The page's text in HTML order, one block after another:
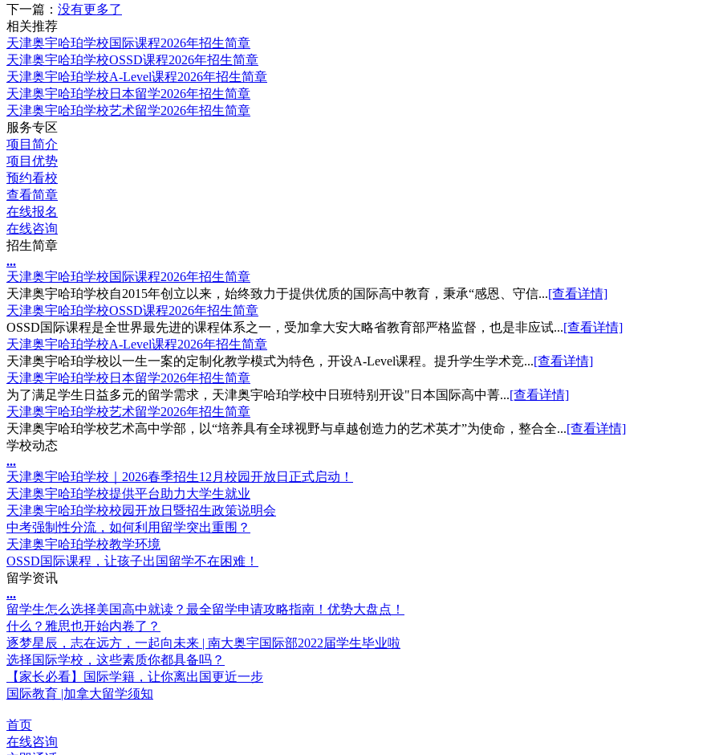
下一篇： 没有更多了
相关推荐
天津奥宇哈珀学校国际课程2026年招生简章
天津奥宇哈珀学校OSSD课程2026年招生简章
天津奥宇哈珀学校A-Level课程2026年招生简章
天津奥宇哈珀学校日本留学2026年招生简章
天津奥宇哈珀学校艺术留学2026年招生简章
服务专区
项目简介
项目优势
预约看校
查看简章
在线报名
在线咨询
招生简章
...
天津奥宇哈珀学校国际课程2026年招生简章
天津奥宇哈珀学校自2015年创立以来，始终致力于提供优质的国际高中教育，秉承“感恩、守信...[查看详情]
天津奥宇哈珀学校OSSD课程2026年招生简章
OSSD国际课程是全世界最先进的课程体系之一，受加拿大安大略省教育部严格监督，也是非应试...[查看详情]
天津奥宇哈珀学校A-Level课程2026年招生简章
天津奥宇哈珀学校以一生一案的定制化教学模式为特色，开设A-Level课程。提升学生学术竞...[查看详情]
天津奥宇哈珀学校日本留学2026年招生简章
为了满足学生日益多元的留学需求，天津奥宇哈珀学校中日班特别开设"日本国际高中菁...[查看详情]
天津奥宇哈珀学校艺术留学2026年招生简章
天津奥宇哈珀学校艺术高中学部，以“培养具有全球视野与卓越创造力的艺术英才”为使命，整合全...[查看详情]
学校动态
...
天津奥宇哈珀学校｜2026春季招生12月校园开放日正式启动！
天津奥宇哈珀学校提供平台助力大学生就业
天津奥宇哈珀学校校园开放日暨招生政策说明会
中考强制性分流，如何利用留学突出重围？
天津奥宇哈珀学校教学环境
OSSD国际课程，让孩子出国留学不在困难！
留学资讯
...
留学生怎么选择美国高中就读？最全留学申请攻略指南！优势大盘点！
什么？雅思也开始内卷了？
逐梦星辰，志在远方，一起向未来 | 南大奥宇国际部2022届学生毕业啦
选择国际学校，这些素质你都具备吗？
【家长必看】国际学籍，让你离出国更近一步
国际教育 |加拿大留学须知
首页
在线咨询